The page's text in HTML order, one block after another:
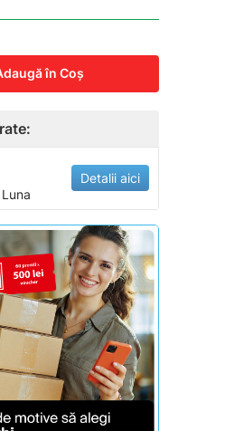
în Coş
Detalii aici